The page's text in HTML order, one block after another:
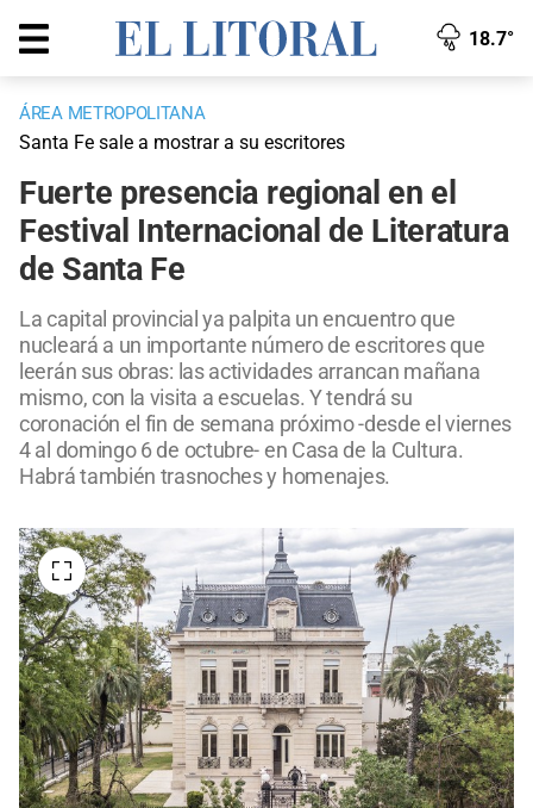
18.7°
ÁREA METROPOLITANA
Santa Fe sale a mostrar a su escritores
Fuerte presencia regional en el
Festival Internacional de Literatura
de Santa Fe
La capital provincial ya palpita un encuentro que
nucleará a un importante número de escritores que
leerán sus obras: las actividades arrancan mañana
mismo, con la visita a escuelas. Y tendrá su
coronación el fin de semana próximo -desde el viernes
4 al domingo 6 de octubre- en Casa de la Cultura.
Habrá también trasnoches y homenajes.